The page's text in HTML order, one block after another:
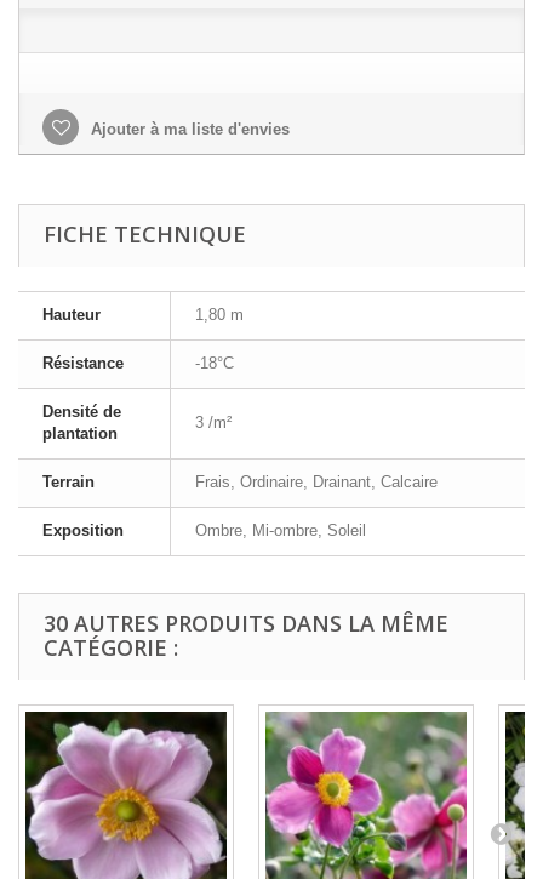
Ajouter à ma liste d'envies
FICHE TECHNIQUE
Hauteur 1,80 m
Résistance -18°C
Densité de
plantation
3 /m²
Terrain Frais, Ordinaire, Drainant, Calcaire
Exposition Ombre, Mi-ombre, Soleil
30 AUTRES PRODUITS DANS LA MÊME
CATÉGORIE :